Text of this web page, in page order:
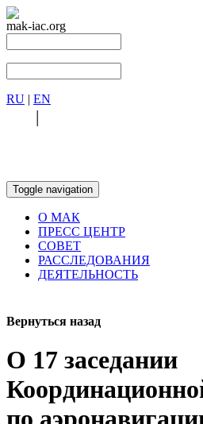
mak-iac.org
RU | EN
|
Toggle navigation
О МАК
ПРЕСС ЦЕНТР
СОВЕТ
РАССЛЕДОВАНИЯ
ДЕЯТЕЛЬНОСТЬ
Вернуться назад
О 17 заседании